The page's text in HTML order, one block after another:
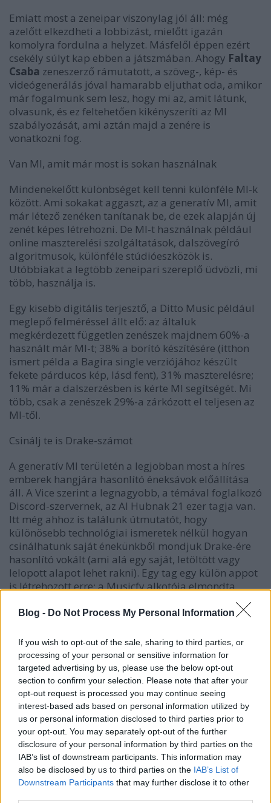
Blog - Do Not Process My Personal Information
If you wish to opt-out of the sale, sharing to third parties, or
processing of your personal or sensitive information for
targeted advertising by us, please use the below opt-out
section to confirm your selection. Please note that after your
opt-out request is processed you may continue seeing
interest-based ads based on personal information utilized by
us or personal information disclosed to third parties prior to
your opt-out. You may separately opt-out of the further
disclosure of your personal information by third parties on the
IAB’s list of downstream participants. This information may
also be disclosed by us to third parties on the IAB’s List of
Downstream Participants that may further disclose it to other
Emiatt most a zeneipar viszonylag jól áll: még
azelőtt elkezdheti a lobbizást, mielőtt igazán
komolyra fordulna a helyzet. Másfelől éppen ezért
csekély súlyt kap ebben a játszmában. Ahogy Faltay
Csaba zeneszerző rámutatott, a szöveg-, kép- és
videógenerálás jóval hamarabb eljuthat oda, amikor
már fogalmunk sem lesz, hogy mi az, amit látunk,
olvasunk, és ez feltehetően kikényszeríti az MI
szabályozását, ami aztán majd a zenére is
vonatkozni fog.
Van MI, amit már most is sokan használnak
Mindenekelőtt különbséget kell tenni különféle MI-k
között. Ami sokakat aggaszt, az a generatív MI, amit
már létező zenéken tanítanak be, de ezek alapján új
zenét képes létrehozni. De MI-t használnak például
online maszterelési szolgáltatások, dalszövegíró
algoritmusok, különféle stúdióeszközök is.
Utóbbiakat a legtöbb zeneipari szereplő üdvözli, mi
több, használja is.
Egy kisebb digitális terjesztő, a Ditto Music például
meglepő felméréssel állt elő: az általuk
megkérdezett független zenészek majdnem 60%-a
használt már MI-t; 38% a borító készítésére (itthon
ismert példa a Bagira single verziójához készült
fekete párducos kép, lásd fent), 31% maszterelésre;
11% már a dalszerzésben is kérte MI segítségét. Mi
több, csak a zenészek 29%-a zárkózott el teljesen az
MI-től.
Csinálj te is Drake-számot
A generatív MI területén a legjobban most a híres
emberek hangjára hasonlító éneksávok előállítása
áll. A Vice szerint a legnagyobb, a témával foglalkozó
Discord-szervernek, az AI Hubnak 21 ezer tagja van.
Itt még ahhoz is találunk útmutatót, hogy
különösebb technológiai ismeretek nélkül hogyan
csinálhatunk saját énekünkből mondjuk Drake-ére
hasonlító vokált (ami alá egy saját, letöltött vagy
lelopott alapot lehet rakni). Egy tag egy külön appot
is létrehozott erre; a Musicfy alkotója elmondta,
zeneiparból.
Itt két megközelítés létezik. Az egyik az, hogy egy
algoritmust X sztár zenéjén betanítani X
beleegyezése nélkül egyszerűen jogellenes. A másik
az, hogy a sztároknak plusz bevételt hozhat, ha
monetizálni tudják, hogy a rajongók az ő hangjukat
használva szórakoztatják egymást amatőr izékkel.
EgyelőreGrimes jelentette be , hogy ő a jogdíjak
50%-áért bármihez odaadja a hangját (leszámítva
„náci himnuszokat és csecsemőgyilkos dalokat”). A
BTS mögött álló, koreai HYBE is felvásárolt egy
ilyesmikkel foglalkozó céget; Kínában pedig már 100
milliós lejátszást is elért egy híres énekes hangja
alapján MI-vel generált dal.